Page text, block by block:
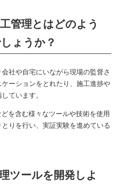
管理とはどのよう
ょうか？
社や自宅にいながら現場の監督さ
ーションをとれたり、施工進捗や
ています。
を含む様々なツールや技術を使用
りを行い、実証実験を進めている
ツールを開発しよ